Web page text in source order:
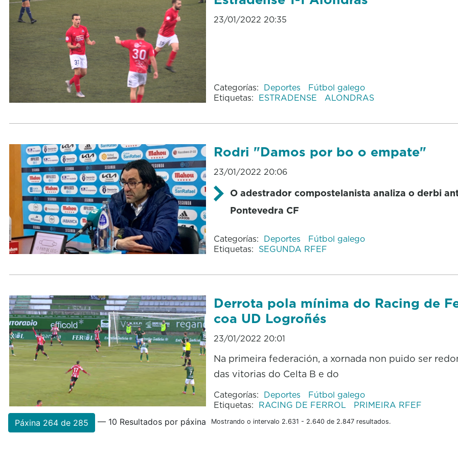
23/01/2022 20:35
Categorías: Deportes
Fútbol galego
Etiquetas: ESTRADENSE ALONDRAS
Rodri "Damos por bo o empate"
23/01/2022 20:06
O adestrador compostelanista analiza o derbi
Pontevedra CF
Categorías: Deportes
Fútbol galego
Etiquetas: SEGUNDA RFEF
Derrota pola mínima do Racing de
coa UD Logroñés
23/01/2022 20:01
Na primeira federación, a xornada non puido ser
das vitorias do Celta B e do
Categorías: Deportes
Fútbol galego
Etiquetas: RACING DE FERROL PRIMEIRA RFEF
Páxina 264 de 285 — 10 Resultados por páxina Mostrando o intervalo 2.631 - 2.640 de 2.847 resultados.